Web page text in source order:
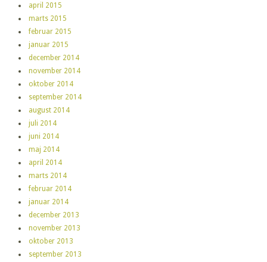
april 2015
marts 2015
februar 2015
januar 2015
december 2014
november 2014
oktober 2014
september 2014
august 2014
juli 2014
juni 2014
maj 2014
april 2014
marts 2014
februar 2014
januar 2014
december 2013
november 2013
oktober 2013
september 2013